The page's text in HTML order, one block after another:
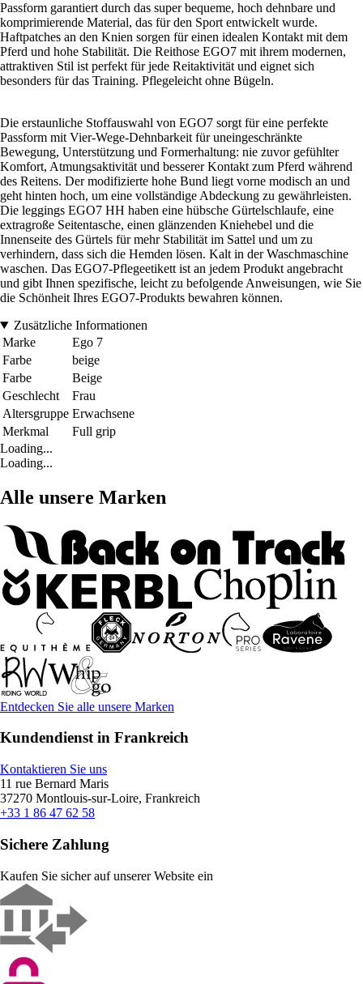
Passform garantiert durch das super bequeme, hoch dehnbare und
komprimierende Material, das für den Sport entwickelt wurde.
Haftpatches an den Knien sorgen für einen idealen Kontakt mit dem
Pferd und hohe Stabilität. Die Reithose EGO7 mit ihrem modernen,
attraktiven Stil ist perfekt für jede Reitaktivität und eignet sich
besonders für das Training. Pflegeleicht ohne Bügeln.
Die erstaunliche Stoffauswahl von EGO7 sorgt für eine perfekte
Passform mit Vier-Wege-Dehnbarkeit für uneingeschränkte
Bewegung, Unterstützung und Formerhaltung: nie zuvor gefühlter
Komfort, Atmungsaktivität und besserer Kontakt zum Pferd während
des Reitens. Der modifizierte hohe Bund liegt vorne modisch an und
geht hinten hoch, um eine vollständige Abdeckung zu gewährleisten.
Die leggings EGO7 HH haben eine hübsche Gürtelschlaufe, eine
extragroße Seitentasche, einen glänzenden Kniehebel und die
Innenseite des Gürtels für mehr Stabilität im Sattel und um zu
verhindern, dass sich die Hemden lösen. Kalt in der Waschmaschine
waschen. Das EGO7-Pflegeetikett ist an jedem Produkt angebracht
und gibt Ihnen spezifische, leicht zu befolgende Anweisungen, wie Sie
die Schönheit Ihres EGO7-Produkts bewahren können.
Zusätzliche Informationen
Marke
Ego 7
Farbe
beige
Farbe
Beige
Geschlecht
Frau
Altersgruppe Erwachsene
Merkmal
Full grip
Loading...
Loading...
Alle unsere Marken
Entdecken Sie alle unsere Marken
Kundendienst in Frankreich
Kontaktieren Sie uns
11 rue Bernard Maris
37270 Montlouis-sur-Loire, Frankreich
+33 1 86 47 62 58
Sichere Zahlung
Kaufen Sie sicher auf unserer Website ein